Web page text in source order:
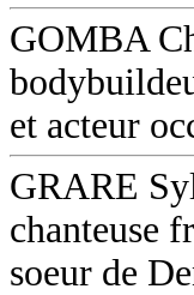
GOMBA
et acteur
GRARE
chanteuse
soeur de